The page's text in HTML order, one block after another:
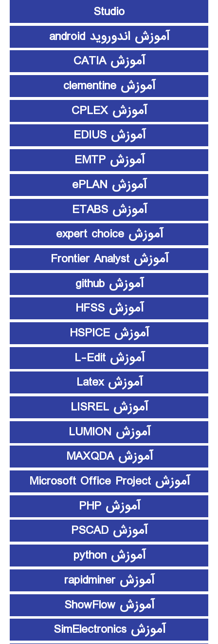
Studio
آموزش اندوروید android
آموزش CATIA
آموزش clementine
آموزش CPLEX
آموزش EDIUS
آموزش EMTP
آموزش ePLAN
آموزش ETABS
آموزش expert choice
آموزش Frontier Analyst
آموزش github
آموزش HFSS
آموزش HSPICE
آموزش L-Edit
آموزش Latex
آموزش LISREL
آموزش LUMION
آموزش MAXQDA
آموزش Microsoft Office Project
آموزش PHP
آموزش PSCAD
آموزش python
آموزش rapidminer
آموزش ShowFlow
آموزش SimElectronics